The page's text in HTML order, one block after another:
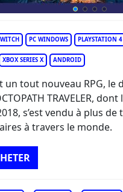
PC WINDOWS PLAYSTATION 4
XBOX SERIES X ANDROID
un tout nouveau RPG, le
TRAVELER,
s’est vendu à plus
à travers le monde.